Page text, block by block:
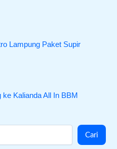
Lampung Paket Supir
Kalianda All In BBM
Cari